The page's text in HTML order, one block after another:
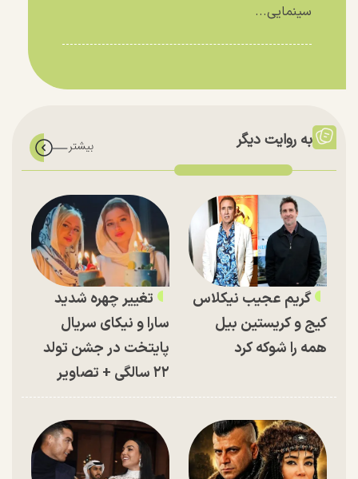
سینمایی...
به روایت دیگر
گریم عجیب نیکلاس
کیج و کریستین بیل
همه را شوکه کرد
تغییر چهره شدید
سارا و نیکای سریال
پایتخت در جشن تولد
۲۲ سالگی + تصاویر